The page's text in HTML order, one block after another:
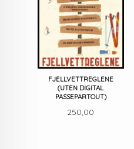
FJELLVETTREGLENE
(UTEN DIGITAL
PASSEPARTOUT)
Pris
250,00